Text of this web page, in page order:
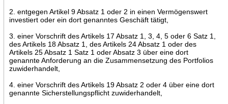
2. entgegen Artikel 9 Absatz 1 oder 2 in einen Vermögenswert
investiert oder ein dort genanntes Geschäft tätigt,
3. einer Vorschrift des Artikels 17 Absatz 1, 3, 4, 5 oder 6 Satz 1,
des Artikels 18 Absatz 1, des Artikels 24 Absatz 1 oder des
Artikels 25 Absatz 1 Satz 1 oder Absatz 3 über eine dort
genannte Anforderung an die Zusammensetzung des Portfolios
zuwiderhandelt,
4. einer Vorschrift des Artikels 19 Absatz 2 oder 4 über eine dort
genannte Sicherstellungspflicht zuwiderhandelt,